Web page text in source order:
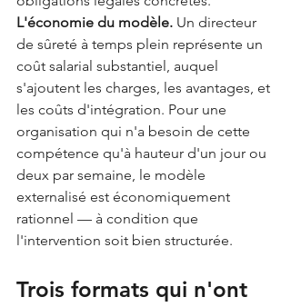
L'économie du modèle. Un directeur
de sûreté à temps plein représente un
coût salarial substantiel, auquel
s'ajoutent les charges, les avantages, et
les coûts d'intégration. Pour une
organisation qui n'a besoin de cette
compétence qu'à hauteur d'un jour ou
deux par semaine, le modèle
externalisé est économiquement
rationnel — à condition que
l'intervention soit bien structurée.
Trois formats qui n'ont